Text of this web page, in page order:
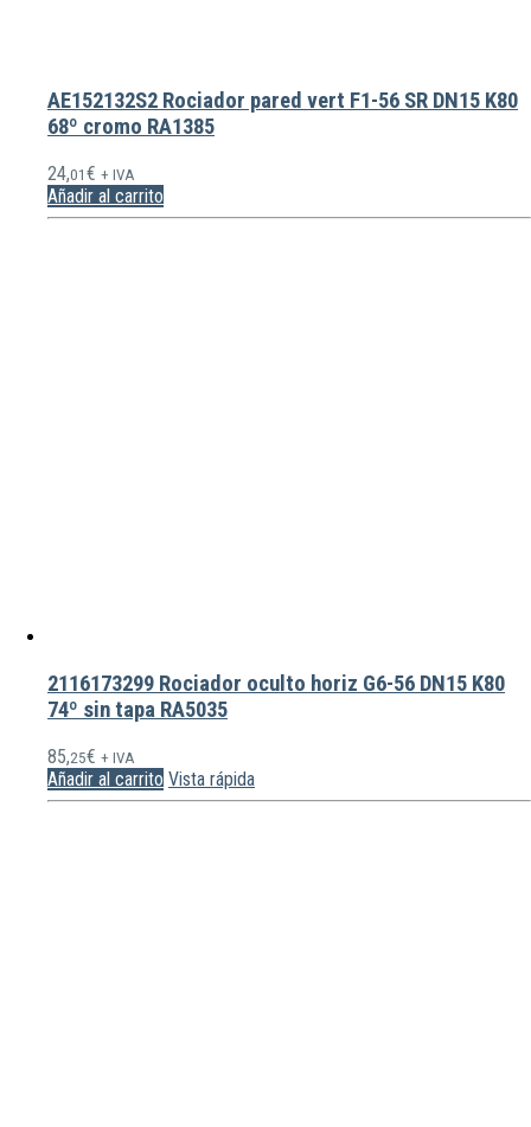
AE152132S2 Rociador pared vert F1-56 SR DN15 K80
68º cromo RA1385
24,01 € + IVA
Añadir al carrito
2116173299 Rociador oculto horiz G6-56 DN15 K80
74º sin tapa RA5035
85,25€ + IVA
Añadir al carrito Vista rápida